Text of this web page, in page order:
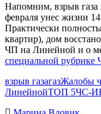
Напомним, взрыв
февраля унес жизни
Практически
квартир), дом
ЧП на Линейной и о
специальной
взрыв газагазЖалобы
ЛинейнойТОП 5ЧС-